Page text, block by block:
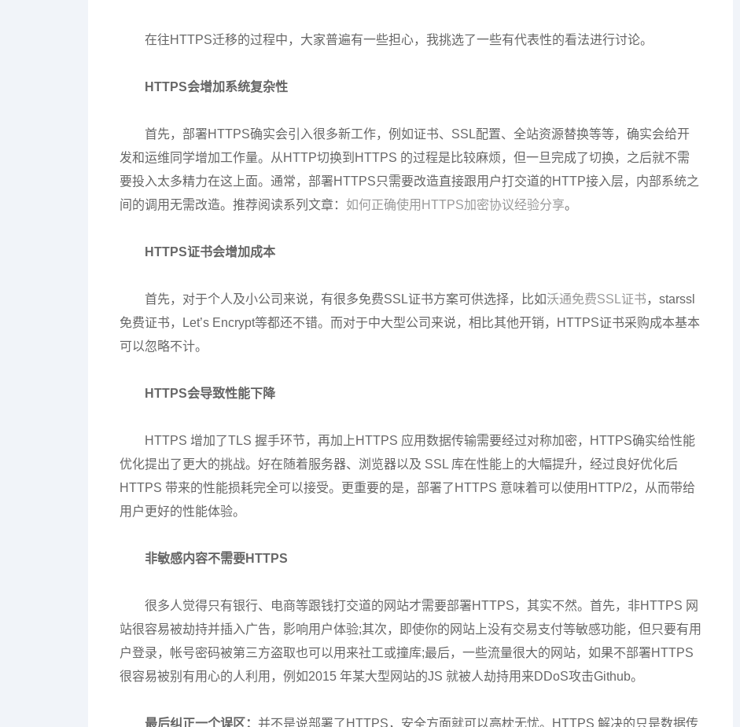
在往HTTPS迁移的过程中，大家普遍有一些担心，我挑选了一些有代表性的看法进行讨论。
HTTPS会增加系统复杂性
首先，部署HTTPS确实会引入很多新工作，例如证书、SSL配置、全站资源替换等等，确实会给开
发和运维同学增加工作量。从HTTP切换到HTTPS 的过程是比较麻烦，但一旦完成了切换，之后就不需
要投入太多精力在这上面。通常，部署HTTPS只需要改造直接跟用户打交道的HTTP接入层，内部系统之
间的调用无需改造。推荐阅读系列文章： 如何正确使用HTTPS加密协议经验分享。
HTTPS证书会增加成本
首先，对于个人及小公司来说，有很多免费SSL证书方案可供选择，比如沃通免费SSL证书 ，starssl
免费证书，Let’s Encrypt等都还不错。而对于中大型公司来说，相比其他开销，HTTPS证书采购成本基本
可以忽略不计。
HTTPS会导致性能下降
HTTPS 增加了TLS 握手环节，再加上HTTPS 应用数据传输需要经过对称加密，HTTPS确实给性能
优化提出了更大的挑战。好在随着服务器、浏览器以及 SSL 库在性能上的大幅提升，经过良好优化后
HTTPS 带来的性能损耗完全可以接受。更重要的是，部署了HTTPS 意味着可以使用HTTP/2，从而带给
用户更好的性能体验。
非敏感内容不需要HTTPS
很多人觉得只有银行、电商等跟钱打交道的网站才需要部署HTTPS，其实不然。首先，非HTTPS 网
站很容易被劫持并插入广告，影响用户体验;其次，即使你的网站上没有交易支付等敏感功能，但只要有用
户登录，帐号密码被第三方盗取也可以用来社工或撞库;最后，一些流量很大的网站，如果不部署HTTPS
很容易被别有用心的人利用，例如2015 年某大型网站的JS 就被人劫持用来DDoS攻击Github。
最后纠正一个误区： 并不是说部署了HTTPS，安全方面就可以高枕无忧。HTTPS 解决的只是数据传